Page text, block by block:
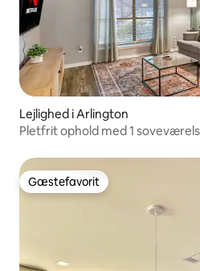
Lejlighed i Arlington
Pletfrit ophold med 1
Gæstefavorit
Gæstefavorit